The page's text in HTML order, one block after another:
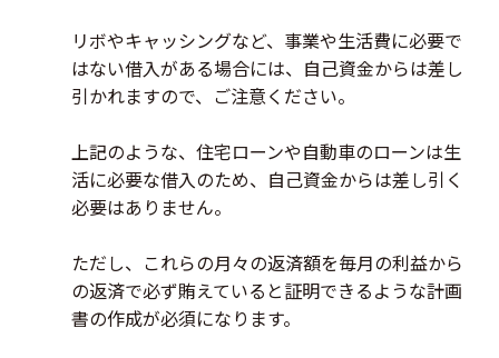
リボやキャッシングなど、事業や生活費に必要で
はない借入がある場合には、自己資金からは差し
引かれますので、ご注意ください。
上記のような、住宅ローンや自動車のローンは生
活に必要な借入のため、自己資金からは差し引く
必要はありません。
ただし、これらの月々の返済額を毎月の利益から
の返済で必ず賄えていると証明できるような計画
書の作成が必須になります。